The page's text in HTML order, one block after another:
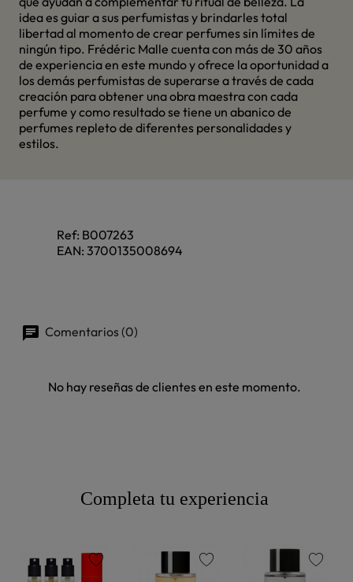
idea es guiar a sus perfumistas y brindarles total
libertad al momento de crear perfumes sin límites de
ningún tipo. Frédéric Malle cuenta con más de 30 años
de experiencia en este mundo y ofrece la oportunidad a
los demás perfumistas de superarse a través de cada
creación para obtener una obra maestra con cada
perfume y como resultado se tiene un abanico de
perfumes repleto de diferentes personalidades y
estilos.
Ref: B007263
EAN: 3700135008694
Comentarios (0)
No hay reseñas de clientes en este momento.
Completa tu experiencia